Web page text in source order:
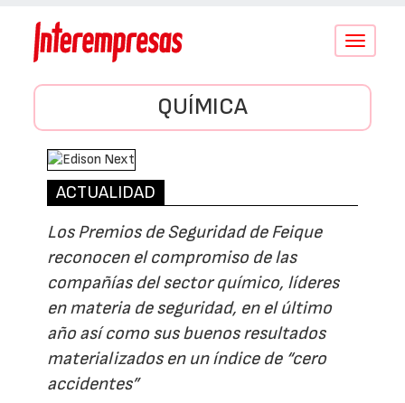
Conmutar
QUÍMICA
ACTUALIDAD
Los Premios de Seguridad de Feique
reconocen el compromiso de las
compañías del sector químico, líderes
en materia de seguridad, en el último
año así como sus buenos resultados
materializados en un índice de “cero
accidentes”